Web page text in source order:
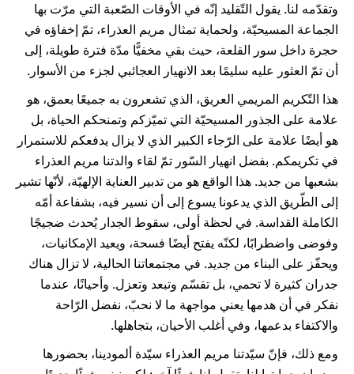
وتقدّمه لنا. يقول التّقليد إنّه في الأوقات الصّعبة التي مرّت بها
الجماعة المسيحيّة، ولحماية تمثال مريم العذراء، تمّ إخفاؤه في
حجرة داخل سور القلعة، حيث بقي مخفيًّا مدّة فترة طويلة، إلى
أن تمّ العثور عليه سليمًا بعد الانهيار العجائبي لجزء من الأسوار.
هذا التّكريم المريمي العريق، الذي تشعرون به جميعًا بعمق، هو
علامة على الجذور المسيحيّة التي تميّزكم وتمنحكم الحياة، بل
هو أيضًا علامة على الرّجاء الكبير الذي لا يزال يدفعكم للاستمرار
في تكريمكم. بفضل انهيار السّور تمّ لقاء والدتنا مريم العذراء
بشعبها من جديد. هذا الواقع هو من تدبير العناية الإلهيّة، لأنّها تشير
إلى الطّريق الذي يدعونا يسوع إلى أن نسير فيه، بشفاعة أمّه
الكاملة القداسة. في لحظة أولى، سقوط الجدار يُحدث ضجيجًا
وفوضى واضطرابًا، لكنّه يفتح أيضًا فسحة، ويعيد الإمكانيات،
ويحفّز على البناء من جديد. في مجتمعاتنا الحالية، لا تزال هناك
جدران كثيرة لا تحمي، بل تقسّم وتبعد وتعزل. وأحيانًا، عندما
نفكر في أن هدمها يعني مواجهة ما لا نحبّ، نفضل الرّاحة
والاكتفاء بدعمها، وفي أغلب الأحيان، بتجاهلها.
ومع ذلك، فإنّ سيّدتنا مريم العذراء سيّدة ألمودينا، بحضورها